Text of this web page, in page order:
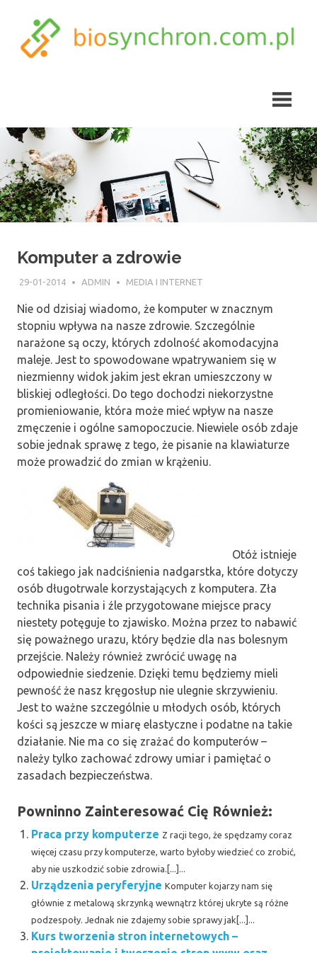
content
Komputer a zdrowie
29-01-2014 ADMIN MEDIA I INTERNET
Nie od dzisiaj wiadomo, że komputer w znacznym
stopniu wpływa na nasze zdrowie. Szczególnie
narażone są oczy, których zdolność akomodacyjna
maleje. Jest to spowodowane wpatrywaniem się w
niezmienny widok jakim jest ekran umieszczony w
bliskiej odległości. Do tego dochodzi niekorzystne
promieniowanie, która może mieć wpływ na nasze
zmęczenie i ogólne samopoczucie. Niewiele osób zdaje
sobie jednak sprawę z tego, że pisanie na klawiaturze
może prowadzić do zmian w krążeniu.
Otóż istnieje
coś takiego jak nadciśnienia nadgarstka, które dotyczy
osób długotrwale korzystających z komputera. Zła
technika pisania i źle przygotowane miejsce pracy
niestety potęguje to zjawisko. Można przez to nabawić
się poważnego urazu, który będzie dla nas bolesnym
przejście. Należy również zwrócić uwagę na
odpowiednie siedzenie. Dzięki temu będziemy mieli
pewność że nasz kręgosłup nie ulegnie skrzywieniu.
Jest to ważne szczególnie u młodych osób, których
kości są jeszcze w miarę elastyczne i podatne na takie
działanie. Nie ma co się zrażać do komputerów –
należy tylko zachować zdrowy umiar i pamiętać o
zasadach bezpieczeństwa.
Powninno Zainteresować Cię Również:
Praca przy komputerze Z racji tego, że spędzamy coraz
więcej czasu przy komputerze, warto byłoby wiedzieć co zrobić,
aby nie uszkodzić sobie zdrowia.[...]...
Urządzenia peryferyjne Komputer kojarzy nam się
głównie z metalową skrzynką wewnątrz której ukryte są różne
podzespoły. Jednak nie zdajemy sobie sprawy jak[...]...
Kurs tworzenia stron internetowych –